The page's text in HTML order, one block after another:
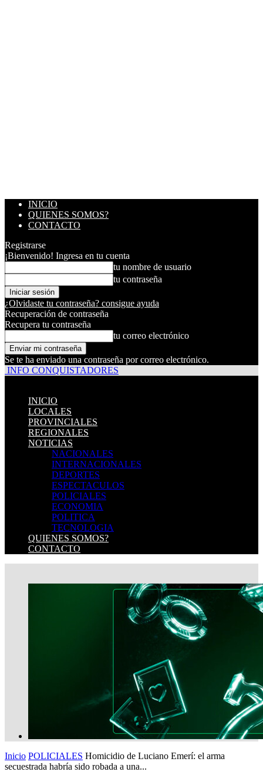
INICIO
QUIENES SOMOS?
CONTACTO
Registrarse
¡Bienvenido! Ingresa en tu cuenta
tu nombre de usuario
tu contraseña
¿Olvidaste tu contraseña? consigue ayuda
Recuperación de contraseña
Recupera tu contraseña
tu correo electrónico
Se te ha enviado una contraseña por correo electrónico.
INFO CONQUISTADORES
INICIO
LOCALES
PROVINCIALES
REGIONALES
NOTICIAS
NACIONALES
INTERNACIONALES
DEPORTES
ESPECTACULOS
POLICIALES
ECONOMIA
POLITICA
TECNOLOGIA
QUIENES SOMOS?
CONTACTO
Inicio POLICIALES Homicidio de Luciano Emerí: el arma
secuestrada habría sido robada a una...